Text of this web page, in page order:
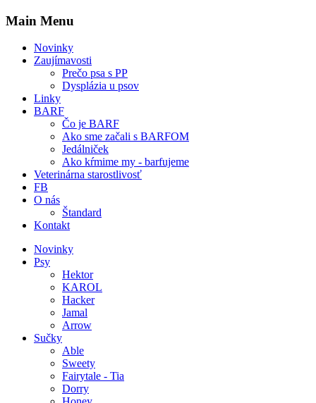
Main Menu
Novinky
Zaujímavosti
Prečo psa s PP
Dysplázia u psov
Linky
BARF
Čo je BARF
Ako sme začali s BARFOM
Jedálniček
Ako kŕmime my - barfujeme
Veterinárna starostlivosť
FB
O nás
Štandard
Kontakt
Novinky
Psy
Hektor
KAROL
Hacker
Jamal
Arrow
Sučky
Able
Sweety
Fairytale - Tia
Dorry